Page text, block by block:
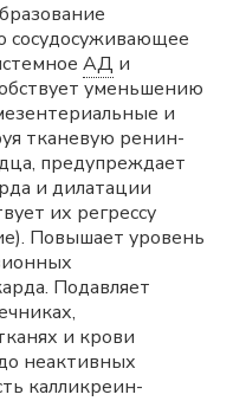
сосудосуживающее
АД и
уменьшению
и
тканевую ренин-
предупреждает
и дилатации
их регрессу
Повышает уровень
Подавляет
и крови
неактивных
калликреин-